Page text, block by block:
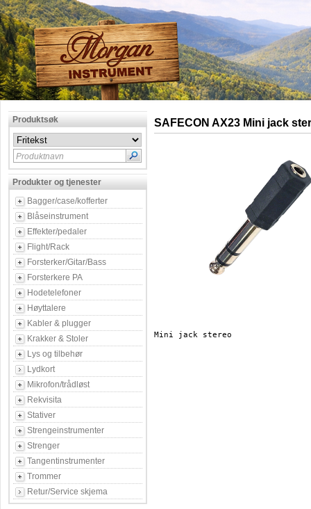
Produktsøk
Produktnavn
Produkter og tjenester
Bagger/case/kofferter
Blåseinstrument
Effekter/pedaler
Flight/Rack
Forsterker/Gitar/Bass
Forsterkere PA
Hodetelefoner
Høyttalere
Kabler & plugger
Krakker & Stoler
Lys og tilbehør
Lydkort
Mikrofon/trådløst
Rekvisita
Stativer
Strengeinstrumenter
Strenger
Tangentinstrumenter
Trommer
Retur/Service skjema
SAFECON AX23 Mini jack
Mini jack stereo